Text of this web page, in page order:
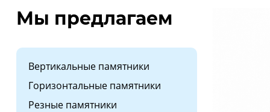
Мы предлагаем
Вертикальные памятники
Горизонтальные памятники
Резные памятники